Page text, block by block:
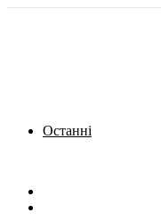
Останні